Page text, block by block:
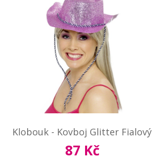
Klobouk - Kovboj Glitter Fialový
87 Kč